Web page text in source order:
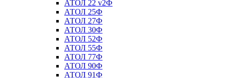
АТОЛ 22 v2Ф
АТОЛ 25Ф
АТОЛ 27Ф
АТОЛ 30Ф
АТОЛ 52Ф
АТОЛ 55Ф
АТОЛ 77Ф
АТОЛ 90Ф
АТОЛ 91Ф